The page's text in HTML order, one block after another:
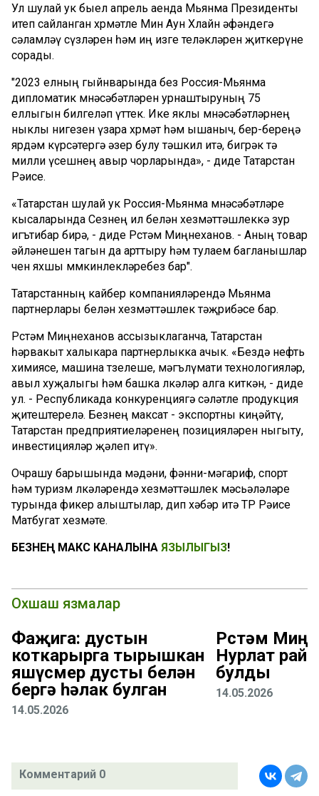
Ул шулай ук быел апрель аенда Мьянма Президенты
итеп сайланган хөрмәтле Мин Аун Хлайн әфәндегә
сәламләү сүзләрен һәм иң изге теләкләрен җиткерүне
сорады.
"2023 елның гыйнварында без Россия-Мьянма
дипломатик мөнәсәбәтләрен урнаштыруның 75
еллыгын билгеләп үттек. Ике яклы мөнәсәбәтләрнең
ныклы нигезен үзара хөрмәт һәм ышаныч, бер-береңә
ярдәм күрсәтергә әзер булу тәшкил итә, бигрәк тә
милли үсешнең авыр чорларында», - диде Татарстан
Рәисе.
«Татарстан шулай ук Россия-Мьянма мөнәсәбәтләре
кысаларында Сезнең ил белән хезмәттәшлеккә зур
игътибар бирә, - диде Рөстәм Миңнеханов. - Аның товар
әйләнешен тагын да арттыру һәм тулаем багланышлар
өчен яхшы мөмкинлекләребез бар".
Татарстанның кайбер компанияләрендә Мьянма
партнерлары белән хезмәттәшлек тәҗрибәсе бар.
Рөстәм Миңнеханов ассызыклаганча, Татарстан
һәрвакыт халыкара партнерлыкка ачык. «Бездә нефть
химиясе, машина төзелеше, мәгълүмати технологияләр,
авыл хуҗалыгы һәм башка өлкәләр алга киткән, - диде
ул. - Республикада конкуренциягә сәләтле продукция
җитештерелә. Безнең максат - экспортны киңәйтү,
Татарстан предприятиеләренең позицияләрен ныгыту,
инвестицияләр җәлеп итү».
Очрашу барышында мәдәни, фәнни-мәгариф, спорт
һәм туризм өлкәләрендә хезмәттәшлек мәсьәләләре
турында фикер алыштылар, дип хәбәр итә ТР Рәисе
Матбугат хезмәте.
БЕЗНЕҢ МАКС КАНАЛЫНА ЯЗЫЛЫГЫЗ!
Охшаш язмалар
Фаҗига: дустын
коткарырга тырышкан
яшүсмер дусты белән
бергә һәлак булган
14.05.2026
Рөстәм
Нурлат
булды
14.05.2026
Комментарий 0